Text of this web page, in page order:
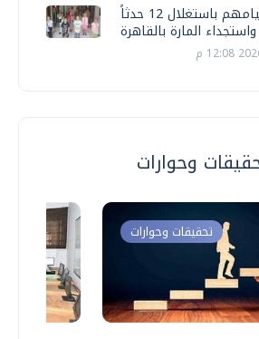
ضبط 9 أشخاص لقيامهم باستغلال 12 حدثاً
المارة بالقاهرة
وحوارات
تحقيقات وحوارات